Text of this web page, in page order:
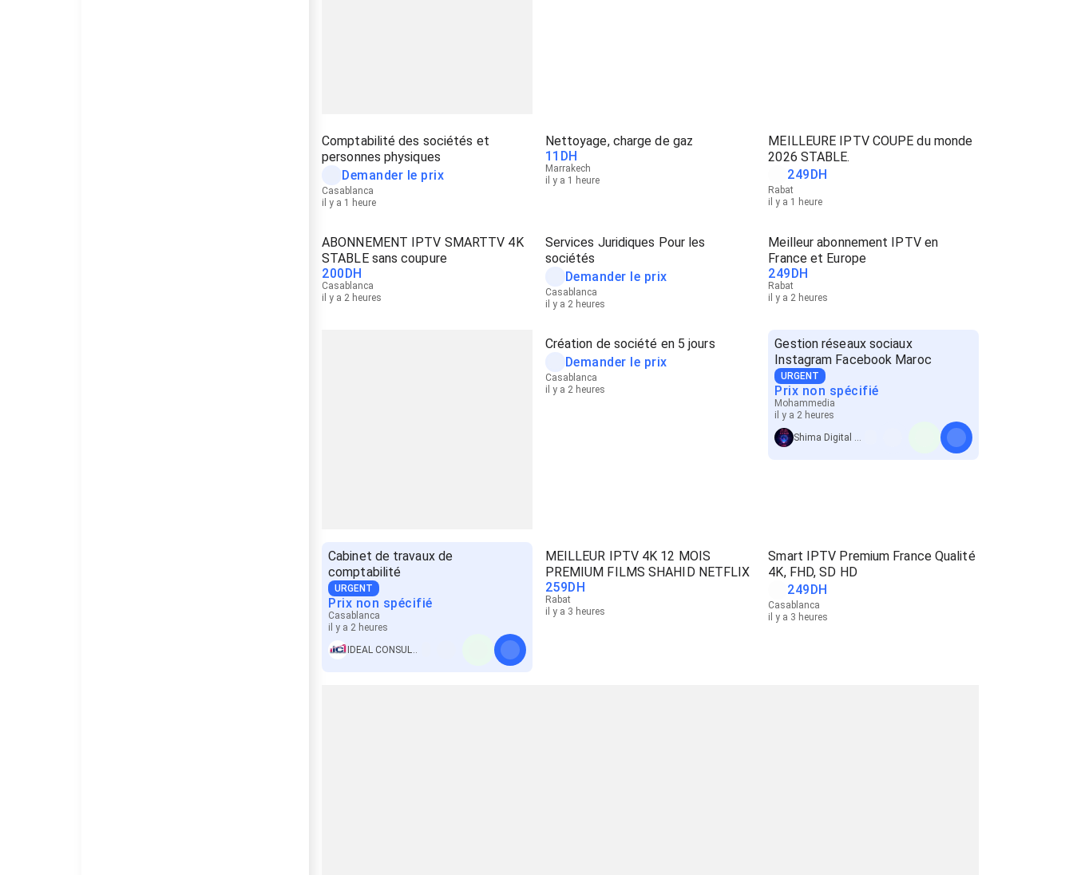
Comptabilité des sociétés et
personnes physiques
Demander le prix
Casablanca
il y a 1 heure
Nettoyage, charge de gaz
11 DH
Marrakech
il y a 1 heure
MEILLEURE IPTV COUPE du monde
2026 STABLE.
249 DH
Rabat
il y a 1 heure
ABONNEMENT IPTV SMARTTV 4K
STABLE sans coupure
200DH
Casablanca
il y a 2 heures
Services Juridiques Pour les
sociétés
Demander le prix
Casablanca
il y a 2 heures
Meilleur abonnement IPTV en
France et Europe
249DH
Rabat
il y a 2 heures
Création de société en 5 jours
Demander le prix
Casablanca
il y a 2 heures
Gestion réseaux sociaux
Instagram Facebook Maroc
URGENT
Prix non spécifié
Mohammedia
il y a 2 heures
Cabinet de travaux de
comptabilité
URGENT
Prix non spécifié
Casablanca
il y a 2 heures
MEILLEUR IPTV 4K 12 MOIS
PREMIUM FILMS SHAHID NETFLIX
259DH
Rabat
il y a 3 heures
Smart IPTV Premium France Qualité
4K, FHD, SD HD
249 DH
Casablanca
il y a 3 heures